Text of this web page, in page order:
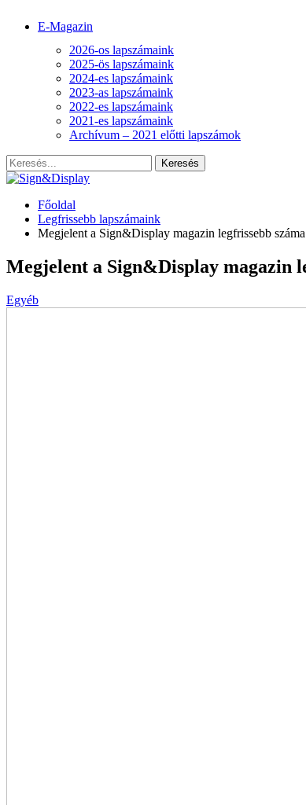
E-Magazin
2026-os lapszámaink
2025-ös lapszámaink
2024-es lapszámaink
2023-as lapszámaink
2022-es lapszámaink
2021-es lapszámaink
Archívum – 2021 előtti lapszámok
Főoldal
Legfrissebb lapszámaink
Megjelent a Sign&Display magazin legfrissebb
Megjelent a Sign&Display magazin
Egyéb